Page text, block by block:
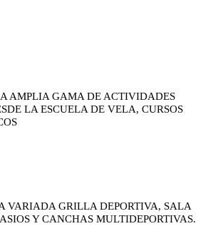
AMPLIA GAMA DE ACTIVIDADES
LA ESCUELA DE VELA, CURSOS
VARIADA GRILLA DEPORTIVA, SALA
Y CANCHAS MULTIDEPORTIVAS.